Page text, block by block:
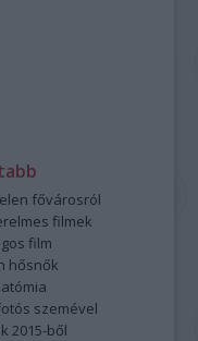
fővárosról
filmek
film
hősnők
szemével
2015-ből